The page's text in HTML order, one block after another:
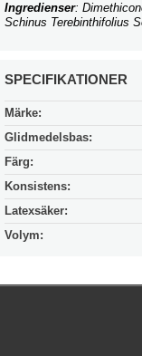
Ingredienser:
Schinus Terebinthifolius
SPECIFIKATIONER
Märke:
Glidmedelsbas:
Färg:
Konsistens:
Latexsäker:
Volym: